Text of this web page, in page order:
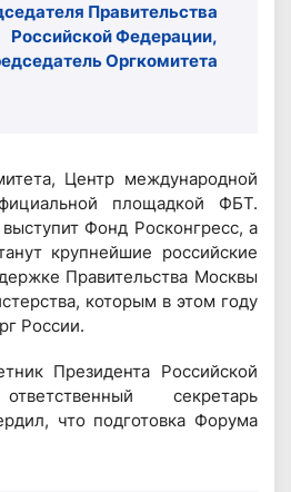
Правительства
Российской Федерации,
Оргкомитета
Центр международной
площадкой ФБТ.
Фонд Росконгресс, а
крупнейшие российские
Правительства Москвы
которым в этом году
России.
Президента Российской
секретарь
что подготовка Форума